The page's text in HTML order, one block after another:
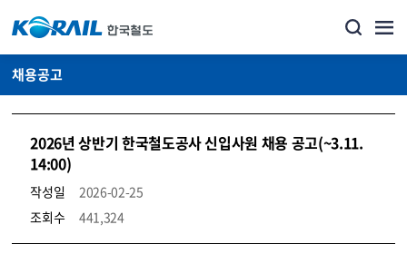
채용공고
2026년 상반기 한국철도공사 신입사원 채용 공고(~3.11.
14:00)
작성일
2026-02-25
조회수
441,324
코레일소개_경영공시_채용공고 상세보기 – 내용, 파일, 담당자 연락처로 구성